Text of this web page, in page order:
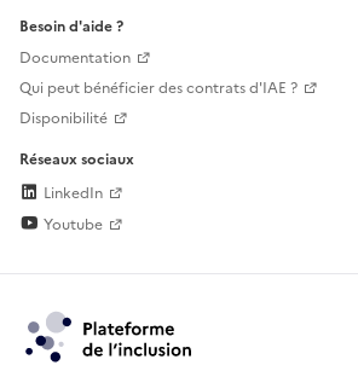
Besoin d'aide ?
Documentation
Qui peut bénéficier des contrats d'IAE ?
Disponibilité
Réseaux sociaux
LinkedIn
Youtube